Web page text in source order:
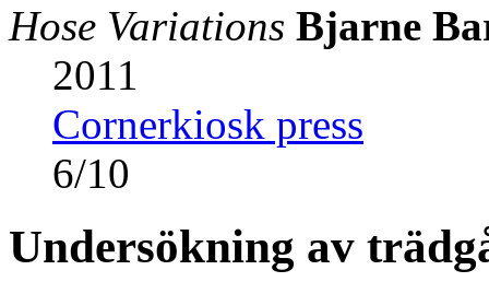
Hose Variations Bjarne
2011
Cornerkiosk press
6/10
Undersökning av